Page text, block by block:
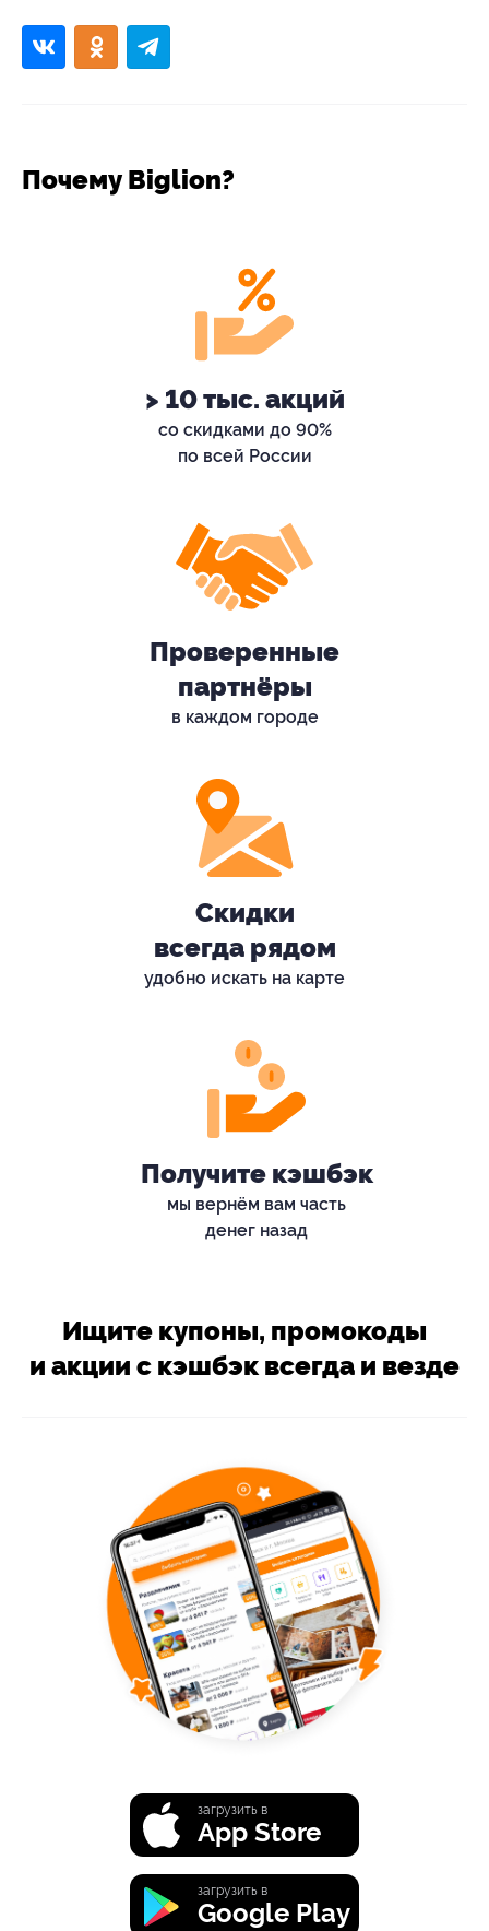
Почему Biglion?
> 10 тыс. акций
со скидками до 90%
по всей России
Проверенные
партнёры
в каждом городе
Скидки
всегда рядом
удобно искать на карте
Получите кэшбэк
мы вернём вам часть
денег назад
Ищите купоны, промокоды
и акции с кэшбэк всегда и везде
загрузить в
App Store
загрузить в
Google Play